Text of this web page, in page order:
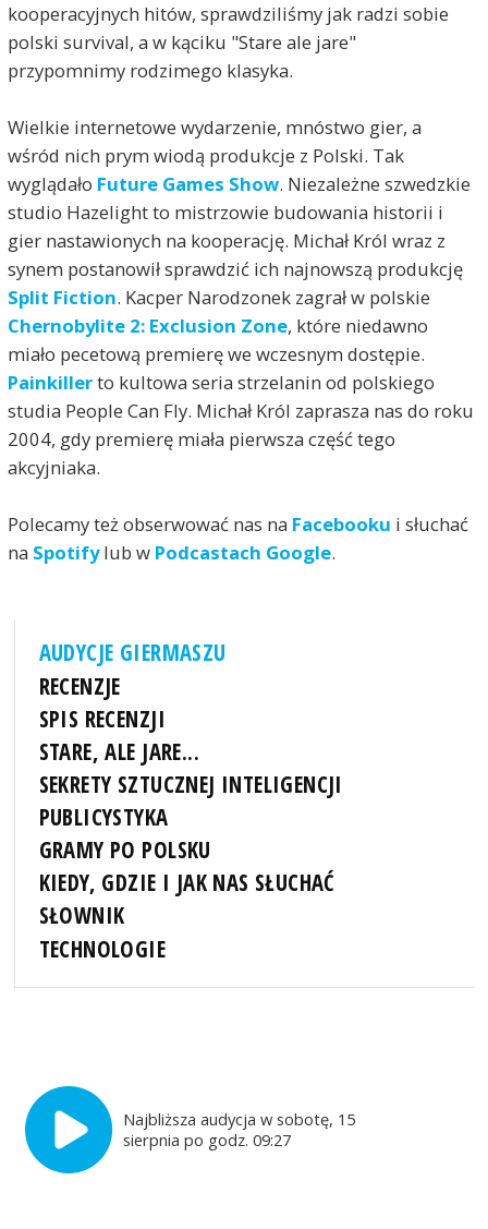
kooperacyjnych hitów, sprawdziliśmy jak radzi sobie
polski survival, a w kąciku "Stare ale jare"
przypomnimy rodzimego klasyka.
Wielkie internetowe wydarzenie, mnóstwo gier, a
wśród nich prym wiodą produkcje z Polski. Tak
wyglądało Future Games Show. Niezależne szwedzkie
studio Hazelight to mistrzowie budowania historii i
gier nastawionych na kooperację. Michał Król wraz z
synem postanowił sprawdzić ich najnowszą produkcję
Split Fiction. Kacper Narodzonek zagrał w polskie
Chernobylite 2: Exclusion Zone, które niedawno
miało pecetową premierę we wczesnym dostępie.
Painkillerto kultowa seria strzelanin od polskiego
studia People Can Fly. Michał Król zaprasza nas do roku
2004, gdy premierę miała pierwsza część tego
akcyjniaka.
Polecamy też obserwować nas na Facebooku i słuchać
na Spotifylub w Podcastach Google.
AUDYCJE GIERMASZU
RECENZJE
SPIS RECENZJI
STARE, ALE JARE...
SEKRETY SZTUCZNEJ INTELIGENCJI
PUBLICYSTYKA
GRAMY PO POLSKU
KIEDY, GDZIE I JAK NAS SŁUCHAĆ
SŁOWNIK
TECHNOLOGIE
Najbliższa audycja w sobotę, 15
sierpnia po godz. 09:27